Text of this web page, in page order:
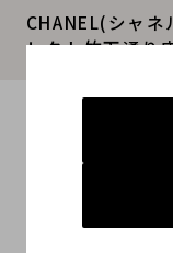
CHANEL(シャ
レクト竹下通り
#レディース